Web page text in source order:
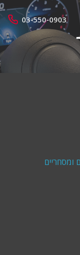
03-550-0903
ומסחריים